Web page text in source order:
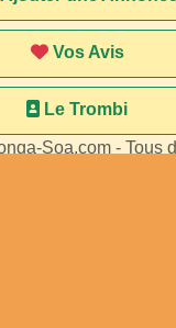
Vos Avis
Le Trombi
Soa.com - Tous